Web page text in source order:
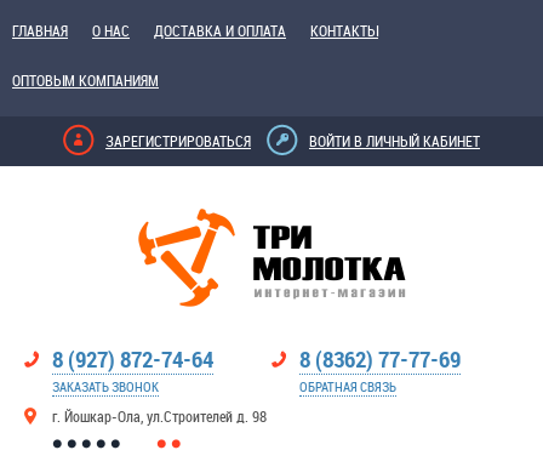
ГЛАВНАЯ О НАС ДОСТАВКА И ОПЛАТА КОНТАКТЫ
ОПТОВЫМ КОМПАНИЯМ
ЗАРЕГИСТРИРОВАТЬСЯ ВОЙТИ В ЛИЧНЫЙ КАБИНЕТ
8 (927) 872-74-64
ЗАКАЗАТЬ ЗВОНОК
г. Йошкар-Ола, ул.Строителей д. 98
8 (8362) 77-77-69
ОБРАТНАЯ СВЯЗЬ